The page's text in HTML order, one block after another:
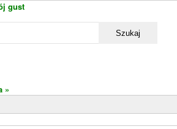
gust
Szukaj
»